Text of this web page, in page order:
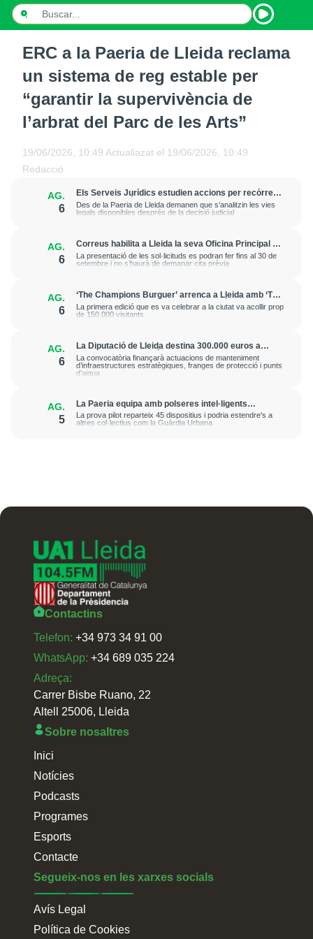
NOTÍCIES
PODCASTS
PROGRAMES
CONTACTE
ERC a la Paeria de Lleida reclama
un sistema de reg estable per
“garantir la supervivència de
l’arbrat del Parc de les Arts”
19/06/2026, 10:49 Actualiazat el 19/06/2026, 10:49
Redacció
AG.
6
Els Serveis Jurídics estudien accions per recórrer
l’excarceració de l’investigat per l’onada de
robatoris i incendis a l’Horta
Des de la Paeria de Lleida demanen que s’analitzin les vies
legals disponibles després de la decisió judicial
AG.
6
Correus habilita a Lleida la seva Oficina Principal i
la sucursal de Lleida Ronda per a atendre les
esmenes de regularització de migrants
La presentació de les sol·licituds es podran fer fins al 30 de
setembre i no s’haurà de demanar cita prèvia
AG.
6
‘The Champions Burguer’ arrenca a Lleida amb ‘The
Big Game’, una ruta inspirada en l’estètica del futbol
americà
La primera edició que es va celebrar a la ciutat va acollir prop
de 150.000 visitants
AG.
6
La Diputació de Lleida destina 300.000 euros a
reforçar la prevenció d’incendis forestals
La convocatòria finançarà actuacions de manteniment
d’infraestructures estratègiques, franges de protecció i punts
d’aigua
AG.
5
La Paeria equipa amb polseres intel·ligents
treballadors municipals que fan feina al carrer per
prevenir cops de calor
La prova pilot reparteix 45 dispositius i podria estendre's a
altres col·lectius com la Guàrdia Urbana
Contactins
Telefon: +34 973 34 91 00
WhatsApp: +34 689 035 224
Adreça:
Carrer Bisbe Ruano, 22
Altell 25006, Lleida
Sobre nosaltres
Inici
Notícies
Podcasts
Programes
Esports
Contacte
Segueix-nos en les xarxes socials
Avís Legal
Política de Cookies